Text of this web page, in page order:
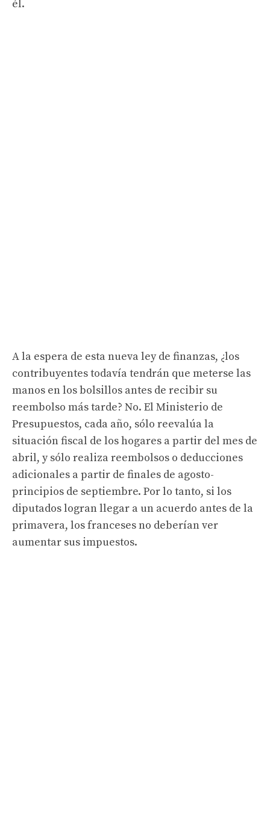
él.
A la espera de esta nueva ley de finanzas, ¿los
contribuyentes todavía tendrán que meterse las
manos en los bolsillos antes de recibir su
reembolso más tarde? No. El Ministerio de
Presupuestos, cada año, sólo reevalúa la
situación fiscal de los hogares a partir del mes de
abril, y sólo realiza reembolsos o deducciones
adicionales a partir de finales de agosto-
principios de septiembre. Por lo tanto, si los
diputados logran llegar a un acuerdo antes de la
primavera, los franceses no deberían ver
aumentar sus impuestos.